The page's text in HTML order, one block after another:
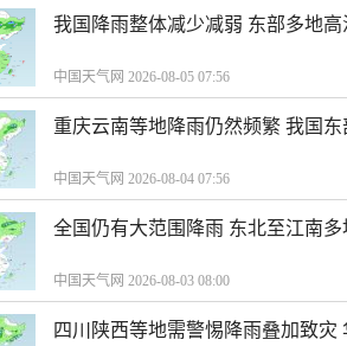
我国降雨整体减少减弱 东部多地
中国天气网 2026-08-05 07:56
重庆云南等地降雨仍然频繁 我国
中国天气网 2026-08-04 07:56
全国仍有大范围降雨 东北至江南
中国天气网 2026-08-03 08:00
四川陕西等地需警惕降雨叠加致